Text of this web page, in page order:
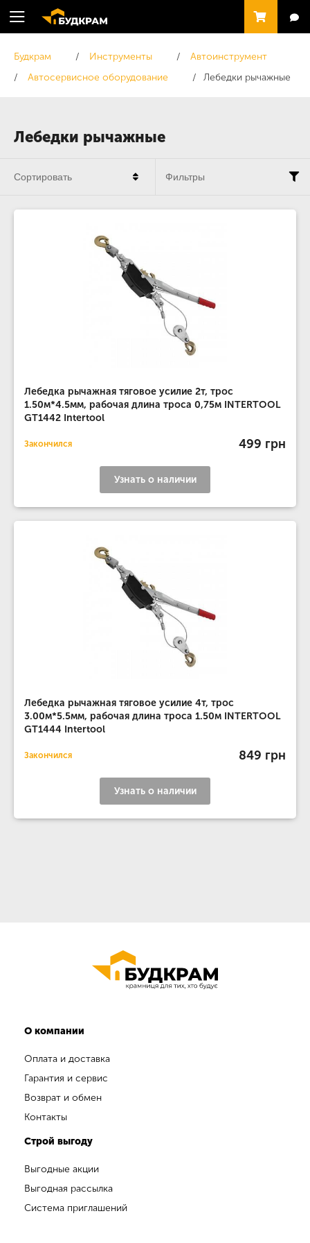
Лебедки рычажные
Будкрам Инструменты
Автоинструмент
Автосервисное оборудование
Лебедки рычажные
Лебедка рычажная тяговое усилие 2т, трос
1.50м*4.5мм, рабочая длина троса 0,75м INTERTOOL
GT1442 Intertool
Закончился 499 грн
Узнать о наличии
Лебедка рычажная тяговое усилие 4т, трос
3.00м*5.5мм, рабочая длина троса 1.50м INTERTOOL
GT1444 Intertool
Закончился 849 грн
Узнать о наличии
Сортировать Фильтры
О компании
Оплата и доставка
Гарантия и сервис
Возврат и обмен
Контакты
Строй выгоду
Выгодные акции
Выгодная рассылка
Система приглашений